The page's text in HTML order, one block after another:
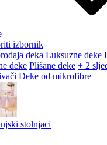
izbornik
deka Luksuzne deke
deke Plišane deke + 2
Deke od mikrofibre
stolnjaci